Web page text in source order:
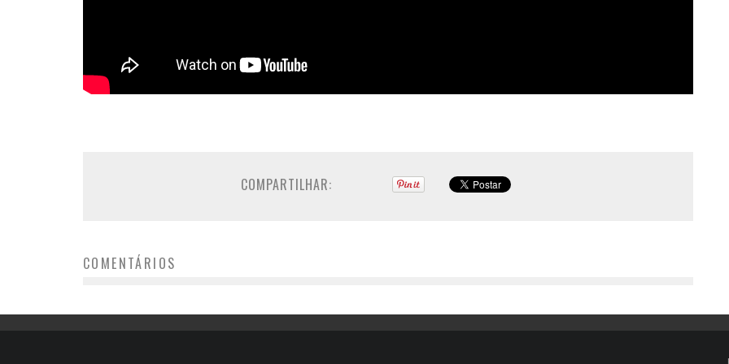
COMPARTILHAR:
COMENTÁRIOS